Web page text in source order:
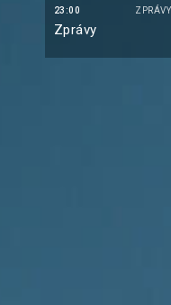
23:00 ZPRÁVY
Zprávy